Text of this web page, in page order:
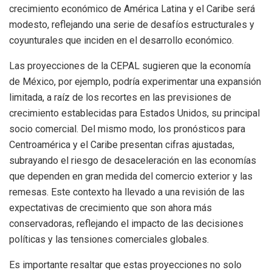
crecimiento económico de América Latina y el Caribe será
modesto, reflejando una serie de desafíos estructurales y
coyunturales que inciden en el desarrollo económico.
Las proyecciones de la CEPAL sugieren que la economía
de México, por ejemplo, podría experimentar una expansión
limitada, a raíz de los recortes en las previsiones de
crecimiento establecidas para Estados Unidos, su principal
socio comercial. Del mismo modo, los pronósticos para
Centroamérica y el Caribe presentan cifras ajustadas,
subrayando el riesgo de desaceleración en las economías
que dependen en gran medida del comercio exterior y las
remesas. Este contexto ha llevado a una revisión de las
expectativas de crecimiento que son ahora más
conservadoras, reflejando el impacto de las decisiones
políticas y las tensiones comerciales globales.
Es importante resaltar que estas proyecciones no solo